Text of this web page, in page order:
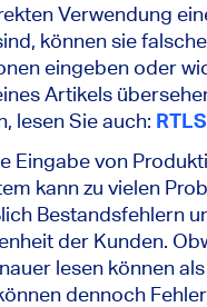
Verwendung
können sie falsche
eingeben oder
Artikels
lesen Sie auch:
Eingabe von
kann zu vielen
Bestandsfehlern
der Kunden.
lesen können
dennoch